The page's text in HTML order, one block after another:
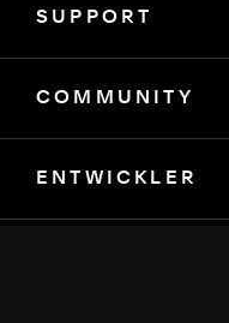
SUPPORT
COMMUNITY
ENTWICKLER